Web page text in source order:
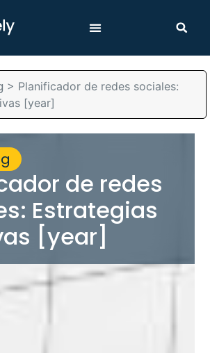
> Planificador de redes sociales:
[year]
de redes
Estrategias
[year]